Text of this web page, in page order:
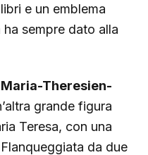
e un emblema
ha sempre dato alla
Maria-Theresien-
grande figura
Teresa, con una
da due